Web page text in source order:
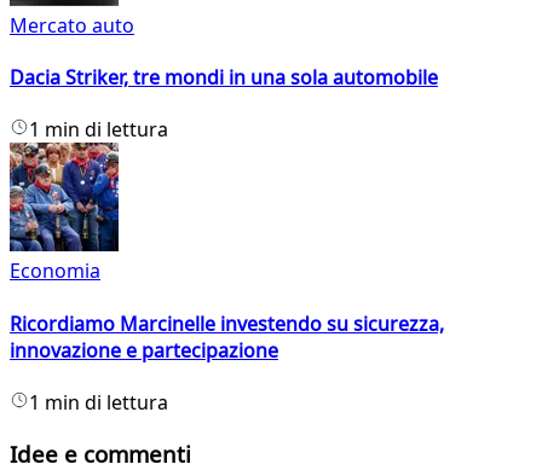
Mercato auto
Dacia Striker, tre mondi in una sola automobile
1 min di lettura
Economia
Ricordiamo Marcinelle investendo su sicurezza,
innovazione e partecipazione
1 min di lettura
Idee e commenti